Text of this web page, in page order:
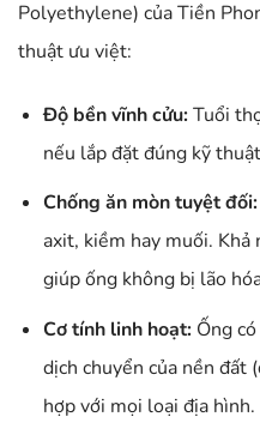
Polyethylene) của Tiền
thuật ưu việt:
Độ bền vĩnh cửu:Tuổi
nếu lắp đặt đúng kỹ
Chống ăn mòn tuyệt đối:
axit, kiềm hay muối. Khả
giúp ống không bị lão
Cơ tính linh hoạt:Ống có
dịch chuyển của nền đất
hợp với mọi loại địa hình.